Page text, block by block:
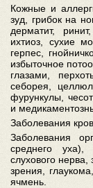
Кожные и
зуд, грибок на
дерматит,
ихтиоз, сухие
герпес,
избыточное
глазами,
себорея,
фурункулы,
и
Заболевания
Заболевания
среднего уха),
слухового
зрения,
ячмень.